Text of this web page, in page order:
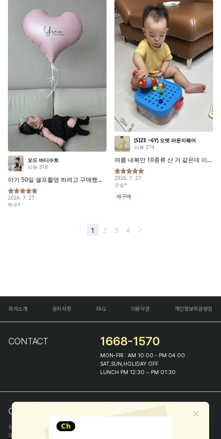
회사소개 공지사항 FAQ 이용약관 개인정보취급방침
CONTACT 1668-1570
MON-FRI : AM 10:00 - PM 04:00
SAT,SUN,HOLIDAY OFF
LUNCH PM 12:30 ~ PM 01:30
COMPANY INFO
상호
(주)해피프린스
대표